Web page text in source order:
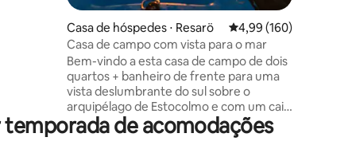
20
a 40
Casa de hóspedes ⋅ Resarö 4,99 de uma avaliação
4,99 (160)
Casa de campo com vista para o mar
Bem-vindo a esta casa de campo de dois
quartos + banheiro de frente para uma
vista deslumbrante do sul sobre o
arquipélago de Estocolmo e com um cais
privado para nadar e relaxar.
Mountainbikes/bicicletas anexas, kajaks,
de acomodações